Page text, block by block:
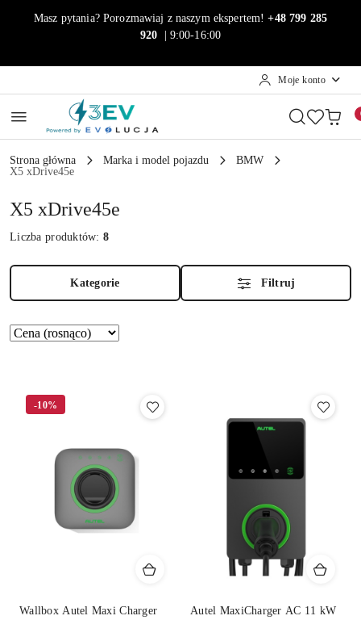
Przejdź do treści głównej
Przejdź do wyszukiwarki
Przejdź do moje konto
Przejdź do menu głównego
Przejdź do stopki
Masz pytania? Porozmawiaj z naszym ekspertem!+48 799 285
920
| 9:00-16:00
Moje konto
Strona główna Marka i model pojazdu
BMW
X5 xDrive45e
X5 xDrive45e
Liczba produktów:8
Kategorie Filtruj
Zastosowano
Sortuj
Wallbox Autel Maxi Charger
-10%
Autel MaxiCharger AC 11 kW